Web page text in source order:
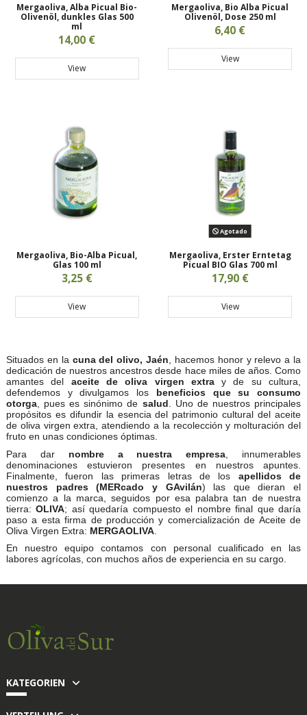
Mergaoliva, Alba Picual Bio-
Olivenöl, dunkles Glas 500
ml
14,00 €
View
Mergaoliva, Bio Alba Picual
Olivenöl, Dose 250 ml
6,40 €
View
Mergaoliva, Bio-Alba Picual,
Glas 100 ml
3,25 €
View
Agotado
Mergaoliva, Erster Erntetag
Picual BIO Glas 700 ml
17,90 €
View
Situados en la cuna del olivo, Jaén , hacemos honor y relevo a la
dedicación de nuestros ancestros desde hace miles de años. Como
amantes del aceite de oliva virgen extray de su cultura,
defendemos y divulgamos los beneficios que su consumo
otorga , pues es sinónimo de salud . Uno de nuestros principales
propósitos es difundir la esencia del patrimonio cultural del aceite
de oliva virgen extra, atendiendo a la recolección y molturación del
fruto en unas condiciones óptimas.
Para dar nombre a nuestra empresa , innumerables
denominaciones estuvieron presentes en nuestros apuntes.
Finalmente, fueron las primeras letras de los apellidos de
nuestros padres (MERcado y GAvilán) las que dieran el
comienzo a la marca, seguidos por esa palabra tan de nuestra
tierra:OLIVA; así quedaría compuesto el nombre final que daría
paso a esta firma de producción y comercialización de Aceite de
Oliva Virgen Extra: MERGAOLIVA
En nuestro equipo contamos con personal cualificado en las
labores agrícolas, con muchos años de experiencia en su cargo.
KATEGORIEN